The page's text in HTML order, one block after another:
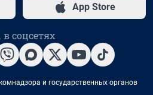
App Store
соцсетях
и государственных органов